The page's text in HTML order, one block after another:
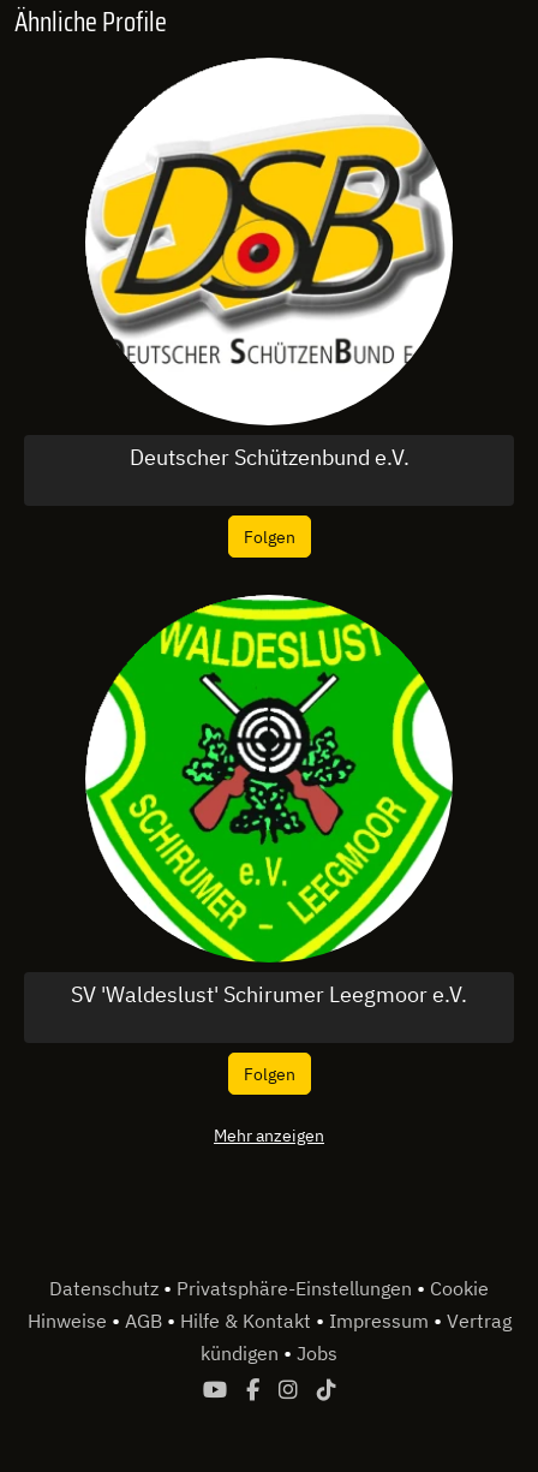
Ähnliche Profile
Deutscher Schützenbund e.V.
Folgen
SV 'Waldeslust' Schirumer Leegmoor e.V.
Folgen
Mehr anzeigen
Datenschutz • Privatsphäre-Einstellungen • Cookie
Hinweise • AGB • Hilfe & Kontakt • Impressum • Vertrag
kündigen • Jobs